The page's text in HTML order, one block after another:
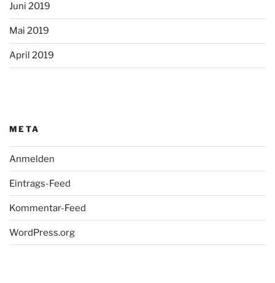
Juni 2019
Mai 2019
April 2019
META
Anmelden
Eintrags-Feed
Kommentar-Feed
WordPress.org